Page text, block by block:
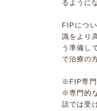
るように
FIPにつ
識をより
う準備し
で治療の
※FIP専門
※専門的
話では受